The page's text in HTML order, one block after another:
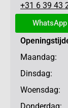
+31 6 39 43
Dinsdag: